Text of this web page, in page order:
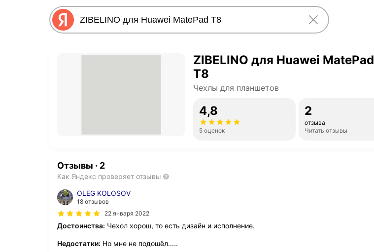
ZIBELINO для Huawei MatePad
T8
Чехлы для планшетов
4,8
5 оценок
2
отзыва
Читать отзывы
Отзывы · 2
Как Яндекс проверяет отзывы
OLEG KOLOSOV
18 отзывов
22 января 2022
Достоинства: Чехол хорош, то есть дизайн и исполнение.
Недостатки: Но мне не подошёл.....